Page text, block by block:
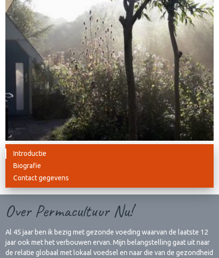
Introductie
Biografie
Contact gegevens
Over Permacultuur Nu!
Al 45 jaar ben ik bezig met gezonde voeding waarvan de laatste 12
jaar ook met het verbouwen ervan. Mijn belangstelling gaat uit naar
de relatie globaal met lokaal voedsel en naar die van de gezondheid